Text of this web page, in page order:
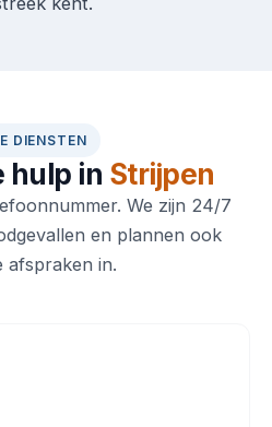
DIENSTEN
hulp in Strijpen
We zijn 24/7
en plannen ook
afspraken in.